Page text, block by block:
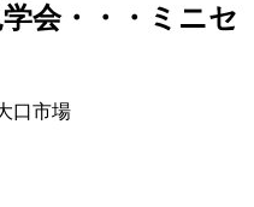
会・・・ミニセ
口市場